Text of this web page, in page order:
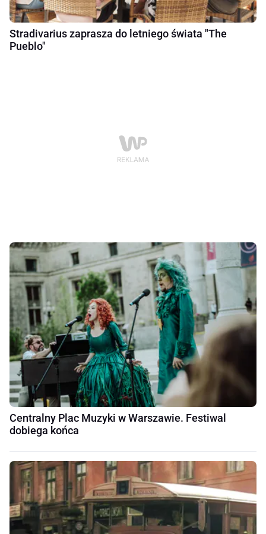
Stradivarius zaprasza do letniego świata "The
Pueblo"
Centralny Plac Muzyki w Warszawie. Festiwal
dobiega końca